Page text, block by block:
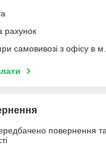
рахунок
самовивозі з офісу в
повернення